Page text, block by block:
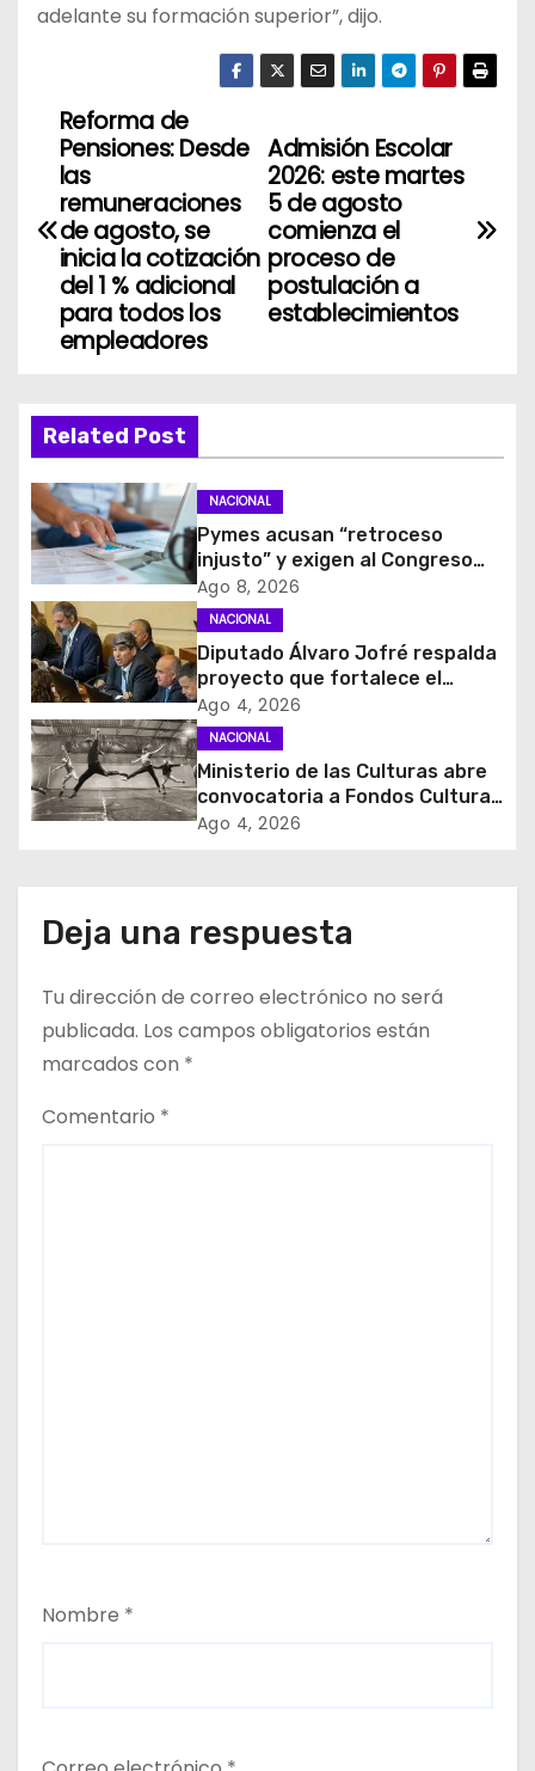
adelante su formación superior”, dijo.
N
v
c
i
ó
n
d
e
e
n
t
a
d
a
s
Admisión Escolar
2026: este martes
5 de agosto
comienza el
proceso de
postulación a
establecimientos
Reforma de
Pensiones: Desde
las
remuneraciones
de agosto, se
inicia la cotización
del 1 % adicional
para todos los
empleadores
Related Post
NACIONAL
Pymes acusan “retroceso
injusto” y exigen al Congreso
rechazar veto que elimina el
pago oportuno a 30 días
Ago 8, 2026
NACIONAL
Diputado Álvaro Jofré respalda
proyecto que fortalece el
control de identidad durante
estados de excepción
Ago 4, 2026
NACIONAL
Ministerio de las Culturas abre
convocatoria a Fondos Cultura
2027 con foco en
Ago 4, 2026
Deja una respuesta
Tu dirección de correo electrónico no será
publicada. Los campos obligatorios están
marcados con *
Comentario *
Nombre *